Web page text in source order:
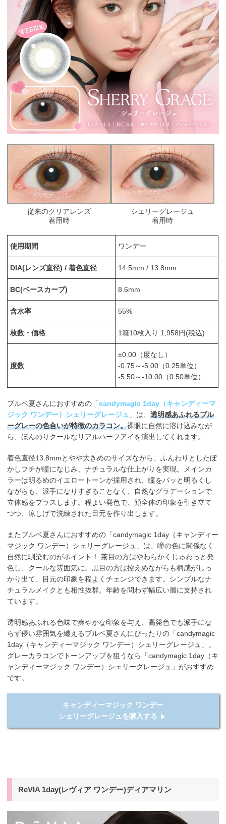
従来のクリアレンズ
着用時
シェリーグレージュ
着用時
使用期間 ワンデー
DIA(レンズ直径) / 着色直径 14.5mm / 13.8mm
BC(ベースカーブ) 8.6mm
含水率 55%
枚数・価格 1箱10枚入り 1,958円(税込)
度数
±0.00（度なし）
-0.75～-5.00（0.25単位）
-5.50～-10.00（0.50単位）
ブルベ夏さんにおすすめの「candymagic 1day（キャンディーマ
ジック ワンデー）シェリーグレージュ 」は、透明感あふれるブル
ーグレーの色合いが特徴のカラコン。裸眼に自然に溶け込みなが
ら、ほんのりクールなリアルハーフアイを演出してくれます。
着色直径13.8mmとやや大きめのサイズながら、ふんわりとしたぼ
かしフチが瞳になじみ、ナチュラルな仕上がりを実現。メインカ
ラーは明るめのイエロートーンが採用され、瞳をパッと明るくし
ながらも、派手になりすぎることなく、自然なグラデーションで
立体感をプラスします。程よい発色で、顔全体の印象を引き立て
つつ、涼しげで洗練された目元を作り出します。
またブルベ夏さんにおすすめの「candymagic 1day（キャンディー
マジック ワンデー）シェリーグレージュ」は、瞳の色に関係なく
自然に馴染むのがポイント！ 茶目の方はやわらかくじゅわっと発
色し、クールな雰囲気に。黒目の方は控えめながらも柄感がしっ
かり出て、目元の印象を程よくチェンジできます。シンプルなナ
チュラルメイクとも相性抜群。年齢を問わず幅広い層に支持され
ています。
透明感あふれる色味で爽やかな印象を与え、高発色でも派手にな
らず儚い雰囲気を纏えるブルベ夏さんにぴったりの「candymagic
1day（キャンディーマジック ワンデー）シェリーグレージュ」。
グレーカラコンでトーンアップを狙うなら「candymagic 1day（キ
ャンディーマジック ワンデー）シェリーグレージュ」がおすすめ
です。
キャンディーマジック ワンデー
シェリーグレージュを購入する
ReVIA 1day(レヴィア ワンデー)ディアマリン